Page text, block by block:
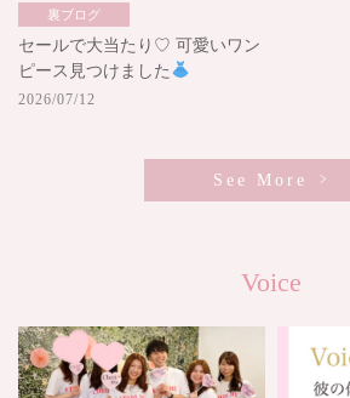
裏ブログ
セールで大当たり♡ 可愛いワン
ピース見つけました
2026/07/12
See More
Voice